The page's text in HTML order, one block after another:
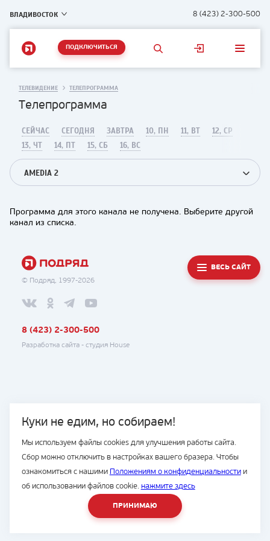
ВЛАДИВОСТОК 8 (423) 2-300-500
ПОДКЛЮЧИТЬСЯ
Куки не едим, но собираем!
Мы используем файлы cookies для улучшения работы сайта.
Сбор можно отключить в настройках вашего бразера. Чтобы
ознакомиться с нашими Положениям о конфиденциальностии
об использовании файлов cookie. нажмите здесь
ПРИНИМАЮ
ТЕЛЕВИДЕНИЕ ТЕЛЕПРОГРАММА
Телепрограмма
СЕЙЧАС СЕГОДНЯ ЗАВТРА 10, ПН 11, ВТ
12, СР
13, ЧТ
14, ПТ 15, СБ 16, ВС
AMEDIA 2
Программа для этого канала не получена. Выберите другой
канал из списка.
© Подряд, 1997-2026
ВЕСЬ САЙТ
8 (423) 2-300-500
Разработка сайта - студия House